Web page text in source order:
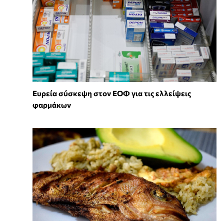
Ευρεία σύσκεψη στον ΕΟΦ για τις ελλείψεις
φαρμάκων